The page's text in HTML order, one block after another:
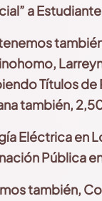
a
Títulos de
también,
Eléctrica en
Pública
también,